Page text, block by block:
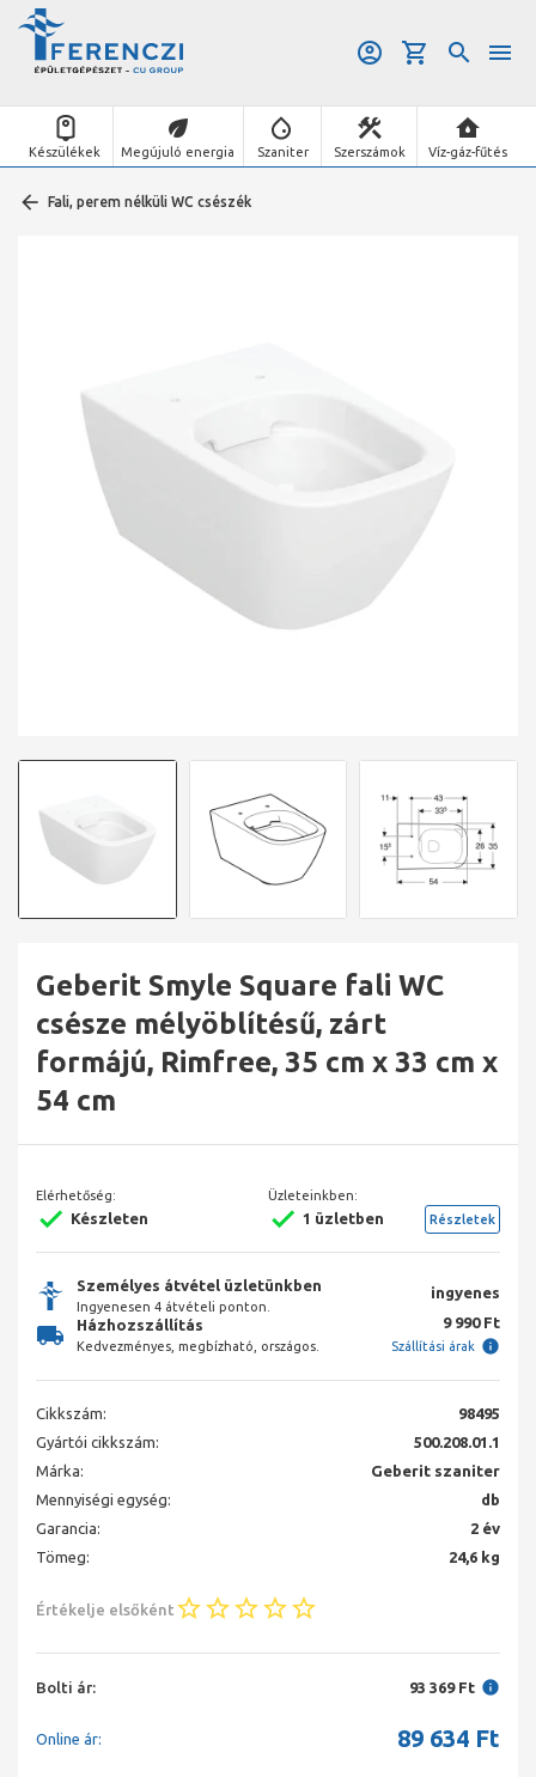
Készülékek Megújuló energia Szaniter Szerszámok Víz-gáz-fűtés
Fali, perem nélküli WC csészék
Geberit Smyle Square fali WC
csésze mélyöblítésű, zárt
formájú, Rimfree, 35 cm x 33 cm x
54 cm
Elérhetőség:
Készleten
Üzleteinkben:
1 üzletben Részletek
Személyes átvétel üzletünkben
Ingyenesen 4 átvételi ponton.
ingyenes
Házhozszállítás
Kedvezményes, megbízható, országos.
9 990 Ft
Szállítási árak
Cikkszám:
98495
Gyártói cikkszám:
500.208.01.1
Márka:
Geberit szaniter
Mennyiségi egység:
db
Garancia:
2 év
Tömeg:
24,6 kg
Értékelje elsőként
Bolti ár: 93 369 Ft
Online ár: 89 634 Ft